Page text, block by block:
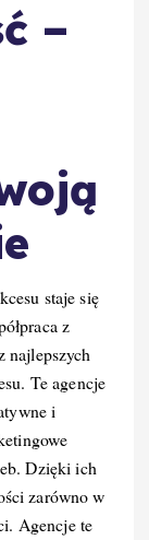
–
staje się
z
najlepszych
Te agencje
i
Dzięki ich
zarówno w
Agencje te